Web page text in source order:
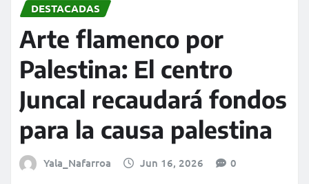
DESTACADAS
Arte flamenco por
Palestina: El centro
Juncal recaudará fondos
para la causa palestina
Yala_Nafarroa Jun 16, 2026 0